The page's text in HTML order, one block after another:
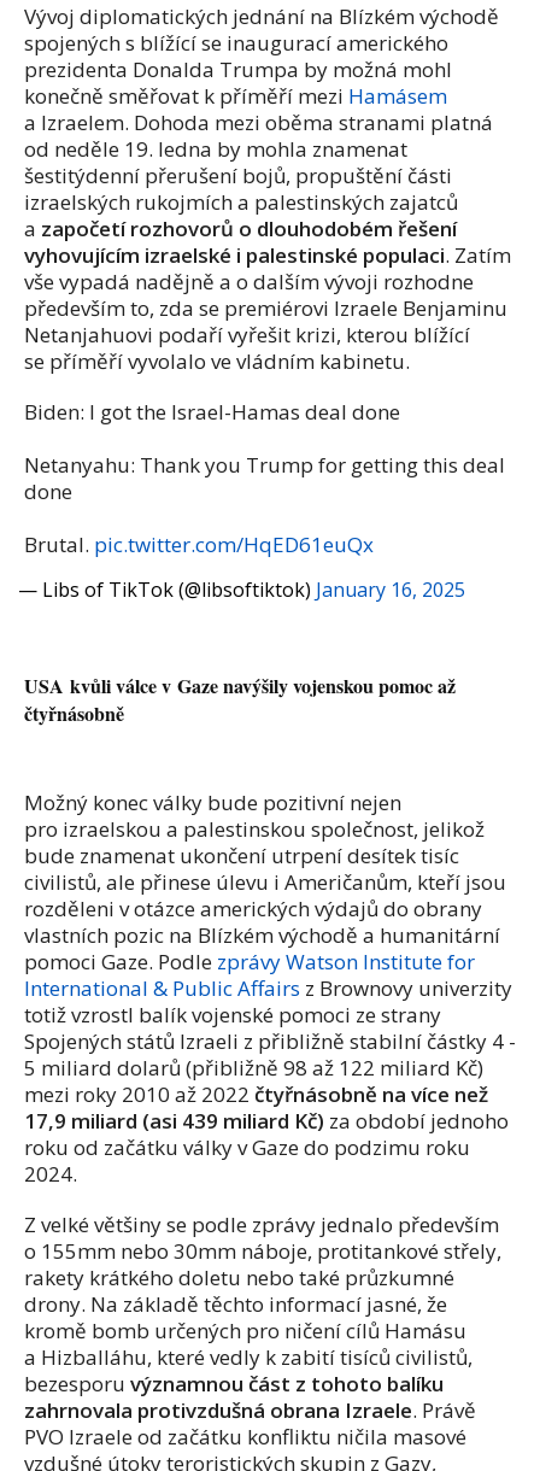
Vývoj diplomatických jednání na Blízkém východě
spojených s blížící se inaugurací amerického
prezidenta Donalda Trumpa by možná mohl
konečně směřovat k příměří mezi Hamásem
a Izraelem. Dohoda mezi oběma stranami platná
od neděle 19. ledna by mohla znamenat
šestitýdenní přerušení bojů, propuštění části
izraelských rukojmích a palestinských zajatců
a započetí rozhovorů o dlouhodobém řešení
vyhovujícím izraelské i palestinské populaci. Zatím
vše vypadá nadějně a o dalším vývoji rozhodne
především to, zda se premiérovi Izraele Benjaminu
Netanjahuovi podaří vyřešit krizi, kterou blížící
se příměří vyvolalo ve vládním kabinetu.
Biden: I got the Israel-Hamas deal done
Netanyahu: Thank you Trump for getting this deal
done
Brutal. pic.twitter.com/HqED61euQx
— Libs of TikTok (@libsoftiktok) January 16, 2025
USA kvůli válce v Gaze navýšily vojenskou pomoc až
čtyřnásobně
Možný konec války bude pozitivní nejen
pro izraelskou a palestinskou společnost, jelikož
bude znamenat ukončení utrpení desítek tisíc
civilistů, ale přinese úlevu i Američanům, kteří jsou
rozděleni v otázce amerických výdajů do obrany
vlastních pozic na Blízkém východě a humanitární
pomoci Gaze. Podle zprávy Watson Institute for
International & Public Affairs z Brownovy univerzity
totiž vzrostl balík vojenské pomoci ze strany
Spojených států Izraeli z přibližně stabilní částky 4 -
5 miliard dolarů (přibližně 98 až 122 miliard Kč)
mezi roky 2010 až 2022 čtyřnásobně na více než
17,9 miliard (asi 439 miliard Kč) za období jednoho
roku od začátku války v Gaze do podzimu roku
2024.
Z velké většiny se podle zprávy jednalo především
o 155mm nebo 30mm náboje, protitankové střely,
rakety krátkého doletu nebo také průzkumné
drony. Na základě těchto informací jasné, že
kromě bomb určených pro ničení cílů Hamásu
a Hizballáhu, které vedly k zabití tisíců civilistů,
bezesporu významnou část z tohoto balíku
zahrnovala protivzdušná obrana Izraele. Právě
PVO Izraele od začátku konfliktu ničila masové
vzdušné útoky teroristických skupin z Gazy,